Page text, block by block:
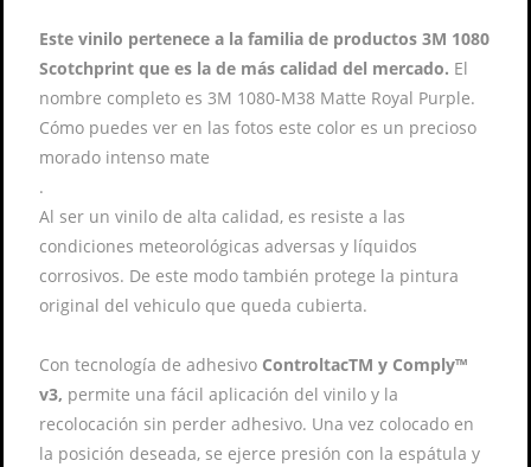
Este vinilo pertenece a la familia de productos 3M 1080
Scotchprint que es la de más calidad del mercado. El
nombre completo es 3M 1080-M38 Matte Royal Purple.
Cómo puedes ver en las fotos este color es un precioso
morado intenso mate
.
Al ser un vinilo de alta calidad, es resiste a las
condiciones meteorológicas adversas y líquidos
corrosivos. De este modo también protege la pintura
original del vehiculo que queda cubierta.
Con tecnología de adhesivo ControltacTM y Comply™
v3, permite una fácil aplicación del vinilo y la
recolocación sin perder adhesivo. Una vez colocado en
la posición deseada, se ejerce presión con la espátula y